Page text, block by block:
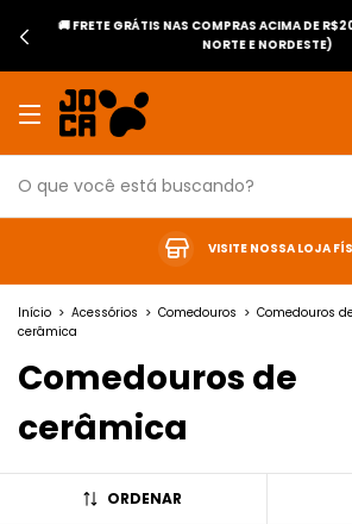
🚚 FRETE GRÁTIS NAS COMPRAS ACIMA DE
NORTE E NORDESTE)
VISITE NOSSA LOJA
Início > Acessórios > Comedouros > Comedouros
cerâmica
Comedouros de
cerâmica
ORDENAR